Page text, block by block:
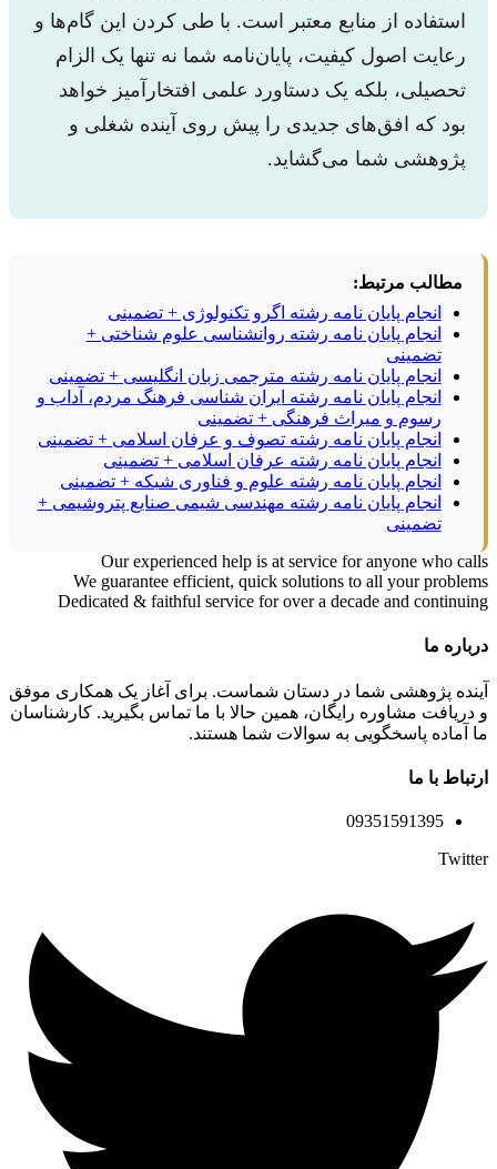
استفاده از منابع معتبر است. با طی کردن این گام‌ها و
رعایت اصول کیفیت، پایان‌نامه شما نه تنها یک الزام
تحصیلی، بلکه یک دستاورد علمی افتخارآمیز خواهد
بود که افق‌های جدیدی را پیش روی آینده شغلی و
پژوهشی شما می‌گشاید.
مطالب مرتبط:
انجام پایان نامه رشته اگرو تکنولوژی + تضمینی
انجام پایان نامه رشته روانشناسی علوم شناختی +
تضمینی
انجام پایان نامه رشته مترجمی زبان انگلیسی + تضمینی
انجام پایان نامه رشته ایران شناسی فرهنگ مردم، آداب و
رسوم و میراث فرهنگی + تضمینی
انجام پایان نامه رشته تصوف و عرفان اسلامی + تضمینی
انجام پایان نامه رشته عرفان اسلامی + تضمینی
انجام پایان نامه رشته علوم و فناوری شبکه + تضمینی
انجام پایان نامه رشته مهندسی شیمی صنایع پتروشیمی +
تضمینی
Our experienced help is at service for anyone who calls
We guarantee efficient, quick solutions to all your problems
Dedicated & faithful service for over a decade and continuing
درباره ما
آینده پژوهشی شما در دستان شماست. برای آغاز یک همکاری موفق
و دریافت مشاوره رایگان، همین حالا با ما تماس بگیرید. کارشناسان
ما آماده پاسخگویی به سوالات شما هستند.
ارتباط با ما
09351591395
Twitter